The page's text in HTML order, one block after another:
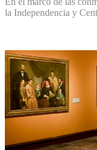
la Independencia y